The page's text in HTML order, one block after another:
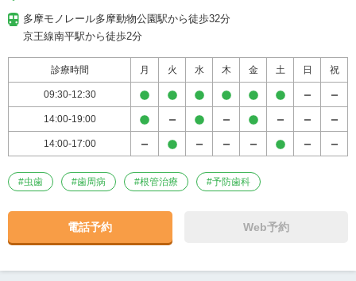
多摩モノレール多摩動物公園駅から徒歩32分
京王線南平駅から徒歩2分
診療時間 月 火 水 木 金 土 日 祝
09:30-12:30
14:00-19:00
14:00-17:00
#虫歯 #歯周病 #根管治療 #予防歯科
電話予約 Web予約